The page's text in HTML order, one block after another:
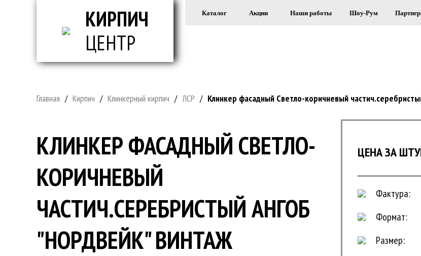
КИРПИЧ
ЦЕНТР
Каталог Акции Наши работы Шоу-Рум
Главная / Кирпич / Клинкерный кирпич / ЛСР / Клинкер фасадный Светло-коричневый
КЛИНКЕР ФАСАДНЫЙ СВЕТЛО-
КОРИЧНЕВЫЙ
ЧАСТИЧ.СЕРЕБРИСТЫЙ АНГОБ
"НОРДВЕЙК" ВИНТАЖ
ЦЕНА ЗА
Фактура:
Формат:
Размер: